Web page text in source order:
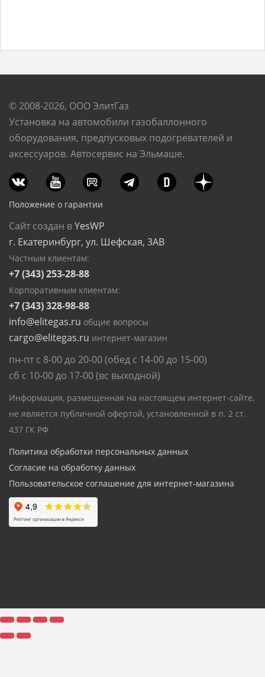
© 2008-2026, ООО ЭлитГаз
Установка на автомобили газобаллонного
оборудования, предпусковых подогревателей и
аксессуаров. Автосервис на Эльмаше.
Положение о гарантии
Сайт создан вYesWP
г. Екатеринбург, ул. Шефская, 3АВ
Частным клиентам:
+7 (343) 253-28-88
Корпоративным клиентам:
+7 (343) 328-98-88
info@elitegas.ru общие вопросы
cargo@elitegas.ru интернет-магазин
пн-пт с 8-00 до 20-00 (обед с 14-00 до 15-00)
сб с 10-00 до 17-00 (вс выходной)
Информация, размещенная на настоящем интернет-сайте,
не является публичной офертой, установленной в п. 2 ст.
437 ГК РФ
Политика обработки персональных данных
Согласие на обработку данных
Пользовательское соглашение для интернет-магазина